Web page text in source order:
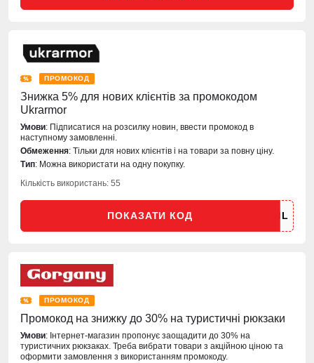
ПРОМОКОД
Знижка 5% для нових клієнтів за промокодом
Ukrarmor
Умови: Підписатися на розсилку новин, ввести промокод в
наступному замовленні.
Обмеження: Тільки для нових клієнтів і на товари за повну ціну.
Тип: Можна використати на одну покупку.
Кількість використань: 55
ПОКАЗАТИ КОД
ПРОМОКОД
Промокод на знижку до 30% на туристичні рюкзаки
Умови: Інтернет-магазин пропонує заощадити до 30% на
туристичних рюкзаках. Треба вибрати товари з акційною ціною та
оформити замовлення з використанням промокоду.